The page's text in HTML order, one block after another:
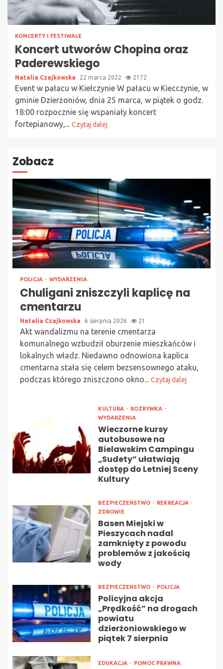
KONCERTY I FESTIWALE
Koncert utworów Chopina oraz
Paderewskiego
Natalia Czajkowska 22 marca 2022 2172
Event w pałacu w Kiełczynie W pałacu w Kiecczynie, w
gminie Dzierżoniów, dnia 25 marca, w piątek o godz.
18:00 rozpocznie się wspaniały koncert
fortepianowy,... Czytaj dalej
Zobacz
POLICJA WYDARZENIA
Chuligani zniszczyli kaplicę na
cmentarzu
Natalia Czajkowska 6 sierpnia 2026 21
Akt wandalizmu na terenie cmentarza
komunalnego wzbudził oburzenie mieszkańców i
lokalnych władz. Niedawno odnowiona kaplica
cmentarna stała się celem bezsensownego ataku,
podczas którego zniszczono okno... Czytaj dalej
KULTURA
ROZRYWKA
WYDARZENIA
Wieczorne kursy
autobusowe na
Bielawskim Campingu
„Sudety” ułatwiają
dostęp do Letniej Sceny
Kultury
BEZPIECZEŃSTWO
REKREACJA
ZDROWIE
Basen Miejski w
Pieszycach nadal
zamknięty z powodu
problemów z jakością
wody
BEZPIECZEŃSTWO POLICJA
Policyjna akcja
„Prędkość” na drogach
powiatu
dzierżoniowskiego w
piątek 7 sierpnia
EDUKACJA POMOC PRAWNA